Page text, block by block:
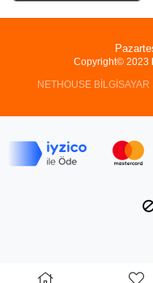
Copyright© 2023
NETHOUSE